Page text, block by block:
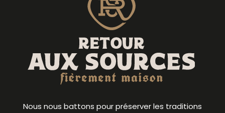
Nous nous battons pour préserver les traditions